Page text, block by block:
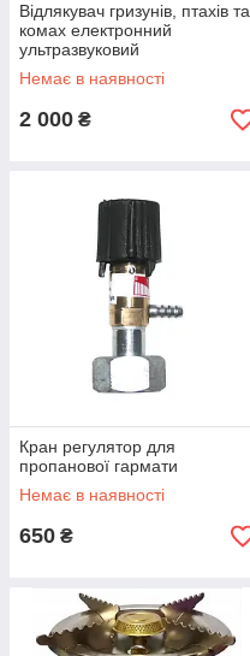
Відлякувач гризунів, птахів та
комах електронний
ультразвуковий
Немає в наявності
2 000 ₴
Кран регулятор для
пропанової гармати
Немає в наявності
650 ₴